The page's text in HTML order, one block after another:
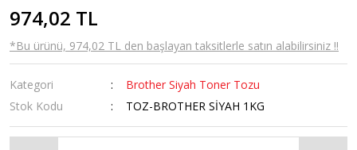
974,02 TL
*Bu ürünü, 974,02 TL den başlayan taksitlerle satın alabilirsiniz !!
Kategori
Brother Siyah Toner Tozu
Stok Kodu
TOZ-BROTHER SİYAH 1KG